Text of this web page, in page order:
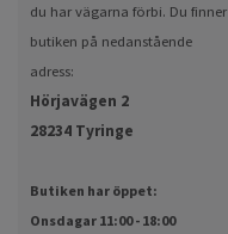
du har vägarna förbi. Du finner
butiken på nedanstående
adress:
Hörjavägen 2
28234 Tyringe
Butiken har öppet:
Onsdagar 11:00 - 18:00